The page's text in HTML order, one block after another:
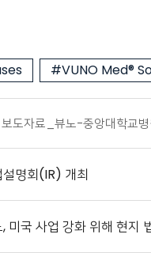
#VUNO Med®
설명회(IR) 개최